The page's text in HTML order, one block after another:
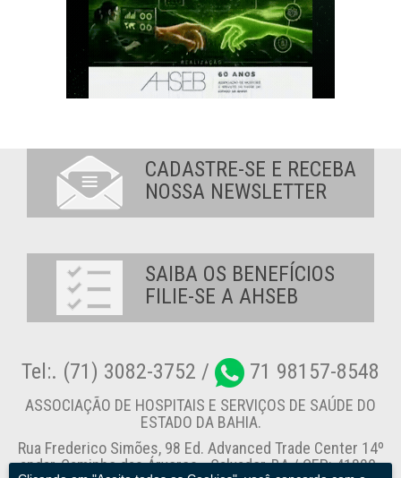
CADASTRE-SE E RECEBA
NOSSA NEWSLETTER
SAIBA OS BENEFÍCIOS
FILIE-SE A AHSEB
Tel:. (71) 3082-3752 / 71 98157-8548
ASSOCIAÇÃO DE HOSPITAIS E SERVIÇOS DE SAÚDE DO
ESTADO DA BAHIA.
Rua Frederico Simões, 98 Ed. Advanced Trade Center 14º
andar, Caminho das Árvores - Salvador-BA / CEP: 41820-